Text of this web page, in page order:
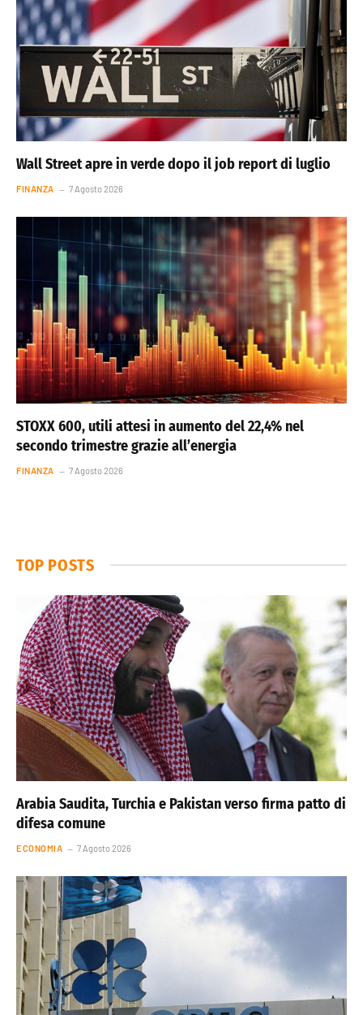
Wall Street apre in verde dopo il job report di luglio
FINANZA 7 Agosto 2026
STOXX 600, utili attesi in aumento del 22,4% nel
secondo trimestre grazie all’energia
FINANZA 7 Agosto 2026
TOP POSTS
Arabia Saudita, Turchia e Pakistan verso firma patto di
difesa comune
ECONOMIA 7 Agosto 2026